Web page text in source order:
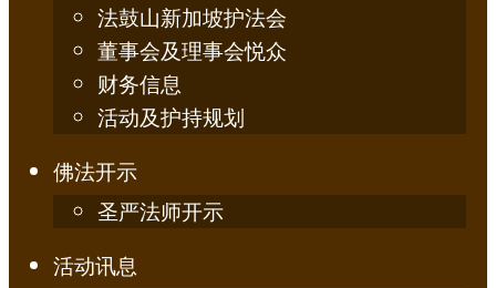
法鼓山新加坡护法会
董事会及理事会悦众
财务信息
活动及护持规划
佛法开示
圣严法师开示
活动讯息